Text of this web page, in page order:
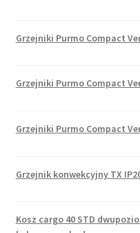
Grzejniki Purmo Compact
Grzejniki Purmo Compact
Grzejniki Purmo Compact
Grzejnik konwekcyjny TX
Kosz cargo 40 STD